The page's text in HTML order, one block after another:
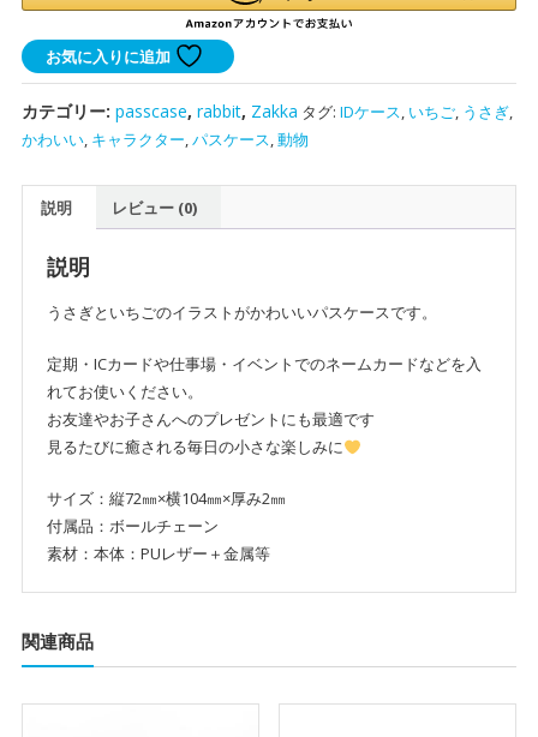
う
さ
ぎ
パ
ス
ケ
お気に入りに追加
カテゴリー: passcase, rabbit, Zakka タグ: IDケース, いちご, うさぎ,
かわいい, キャラクター,パスケース,動物
説明 レビュー (0)
説明
うさぎといちごのイラストがかわいいパスケースです。
定期・ICカードや仕事場・イベントでのネームカードなどを入
れてお使いください。
お友達やお子さんへのプレゼントにも最適です
見るたびに癒される毎日の小さな楽しみに
サイズ：縦72㎜×横104㎜×厚み2㎜
付属品：ボールチェーン
素材：本体：PUレザー＋金属等
関連商品